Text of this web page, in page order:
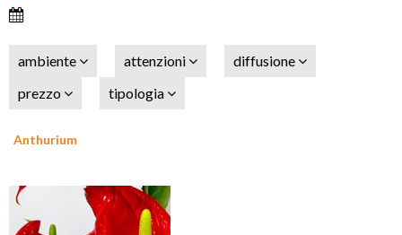
ambiente attenzioni
diffusione
prezzo
tipologia
Anthurium